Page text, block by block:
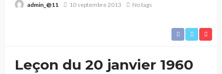
admin_@11 10 septembre 2013 No tags
Leçon du 20 janvier 1960